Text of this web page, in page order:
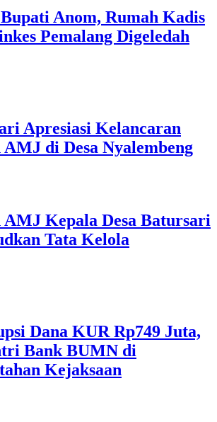
Anom, Rumah Kadis
Pemalang Digeledah
Apresiasi Kelancaran
di Desa Nyalembeng
AMJ Kepala Desa Batursari
Tata Kelola
Dana KUR Rp749 Juta,
Bank BUMN di
Kejaksaan